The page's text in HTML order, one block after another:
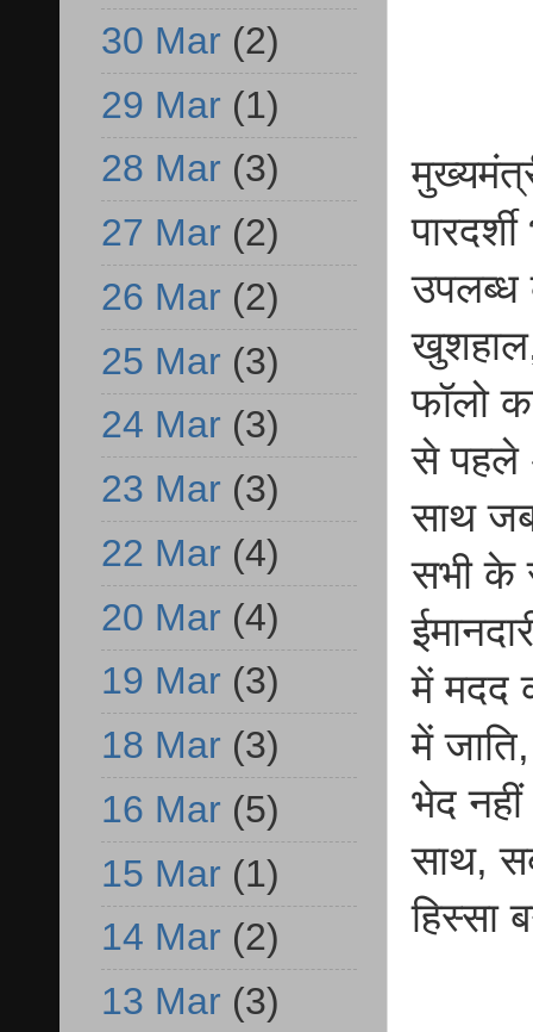
उपलब्ध
खुशहाल,
फॉलो
से पहले
साथ
सभी के
में मदद
में
भेद
साथ,
हिस्सा
30 Mar (2)
29 Mar (1)
28 Mar (3)
27 Mar (2)
26 Mar (2)
25 Mar (3)
24 Mar (3)
23 Mar (3)
22 Mar (4)
20 Mar (4)
19 Mar (3)
18 Mar (3)
16 Mar (5)
15 Mar (1)
14 Mar (2)
13 Mar (3)